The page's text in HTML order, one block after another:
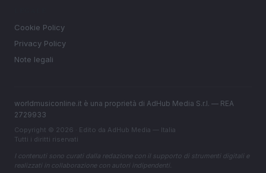
Cookie Policy
Privacy Policy
Note legali
worldmusiconline.it è una proprietà di AdHub Media S.r.l. — REA
2729933
Copyright © 2026 · Edito da AdHub Media — Italia
Tutti i diritti riservati
I contenuti sono curati dalla redazione con il supporto di strumenti digitali e
realizzati in collaborazione con autori indipendenti.